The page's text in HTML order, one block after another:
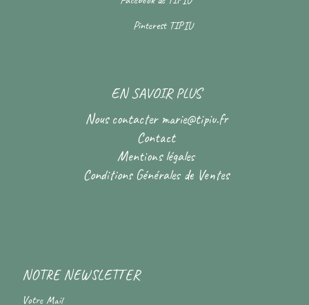
Pinterest TIPIU
EN SAVOIR PLUS
Nous contacter marie@tipiu.fr
Contact
Mentions légales
Conditions Générales de Ventes
NOTRE NEWSLETTER
Votre Mail